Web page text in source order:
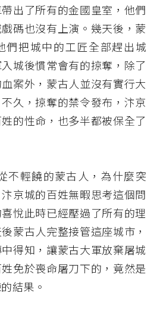
出了所有的金國皇室，他們
碼也沒有上演。幾天後，蒙
們把城中的工匠全部趕出城
城後慣常會有的掠奪，除了
案外，蒙古人並沒有實行大
久，掠奪的禁令發布，汴京
的性命，也多半都被保全了
不輕饒的蒙古人，為什麼突
京城的百姓無暇思考這個問
悅此時已經壓過了所有的理
蒙古人完整接管這座城市，
得知，讓蒙古大軍放棄屠城
免於喪命屠刀下的，竟然是
結果。